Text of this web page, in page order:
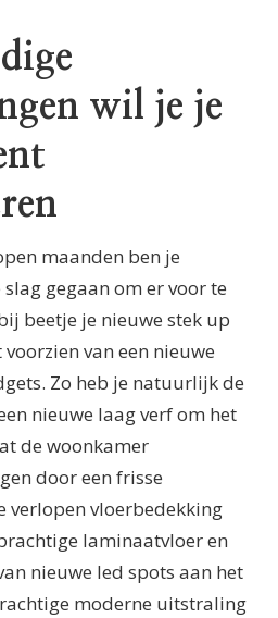
wil je je
maanden ben je
gegaan om er voor te
beetje je nieuwe stek up
van een nieuwe
Zo heb je natuurlijk de
nieuwe laag verf om het
de woonkamer
door een frisse
verlopen vloerbedekking
laminaatvloer en
nieuwe led spots aan het
moderne uitstraling